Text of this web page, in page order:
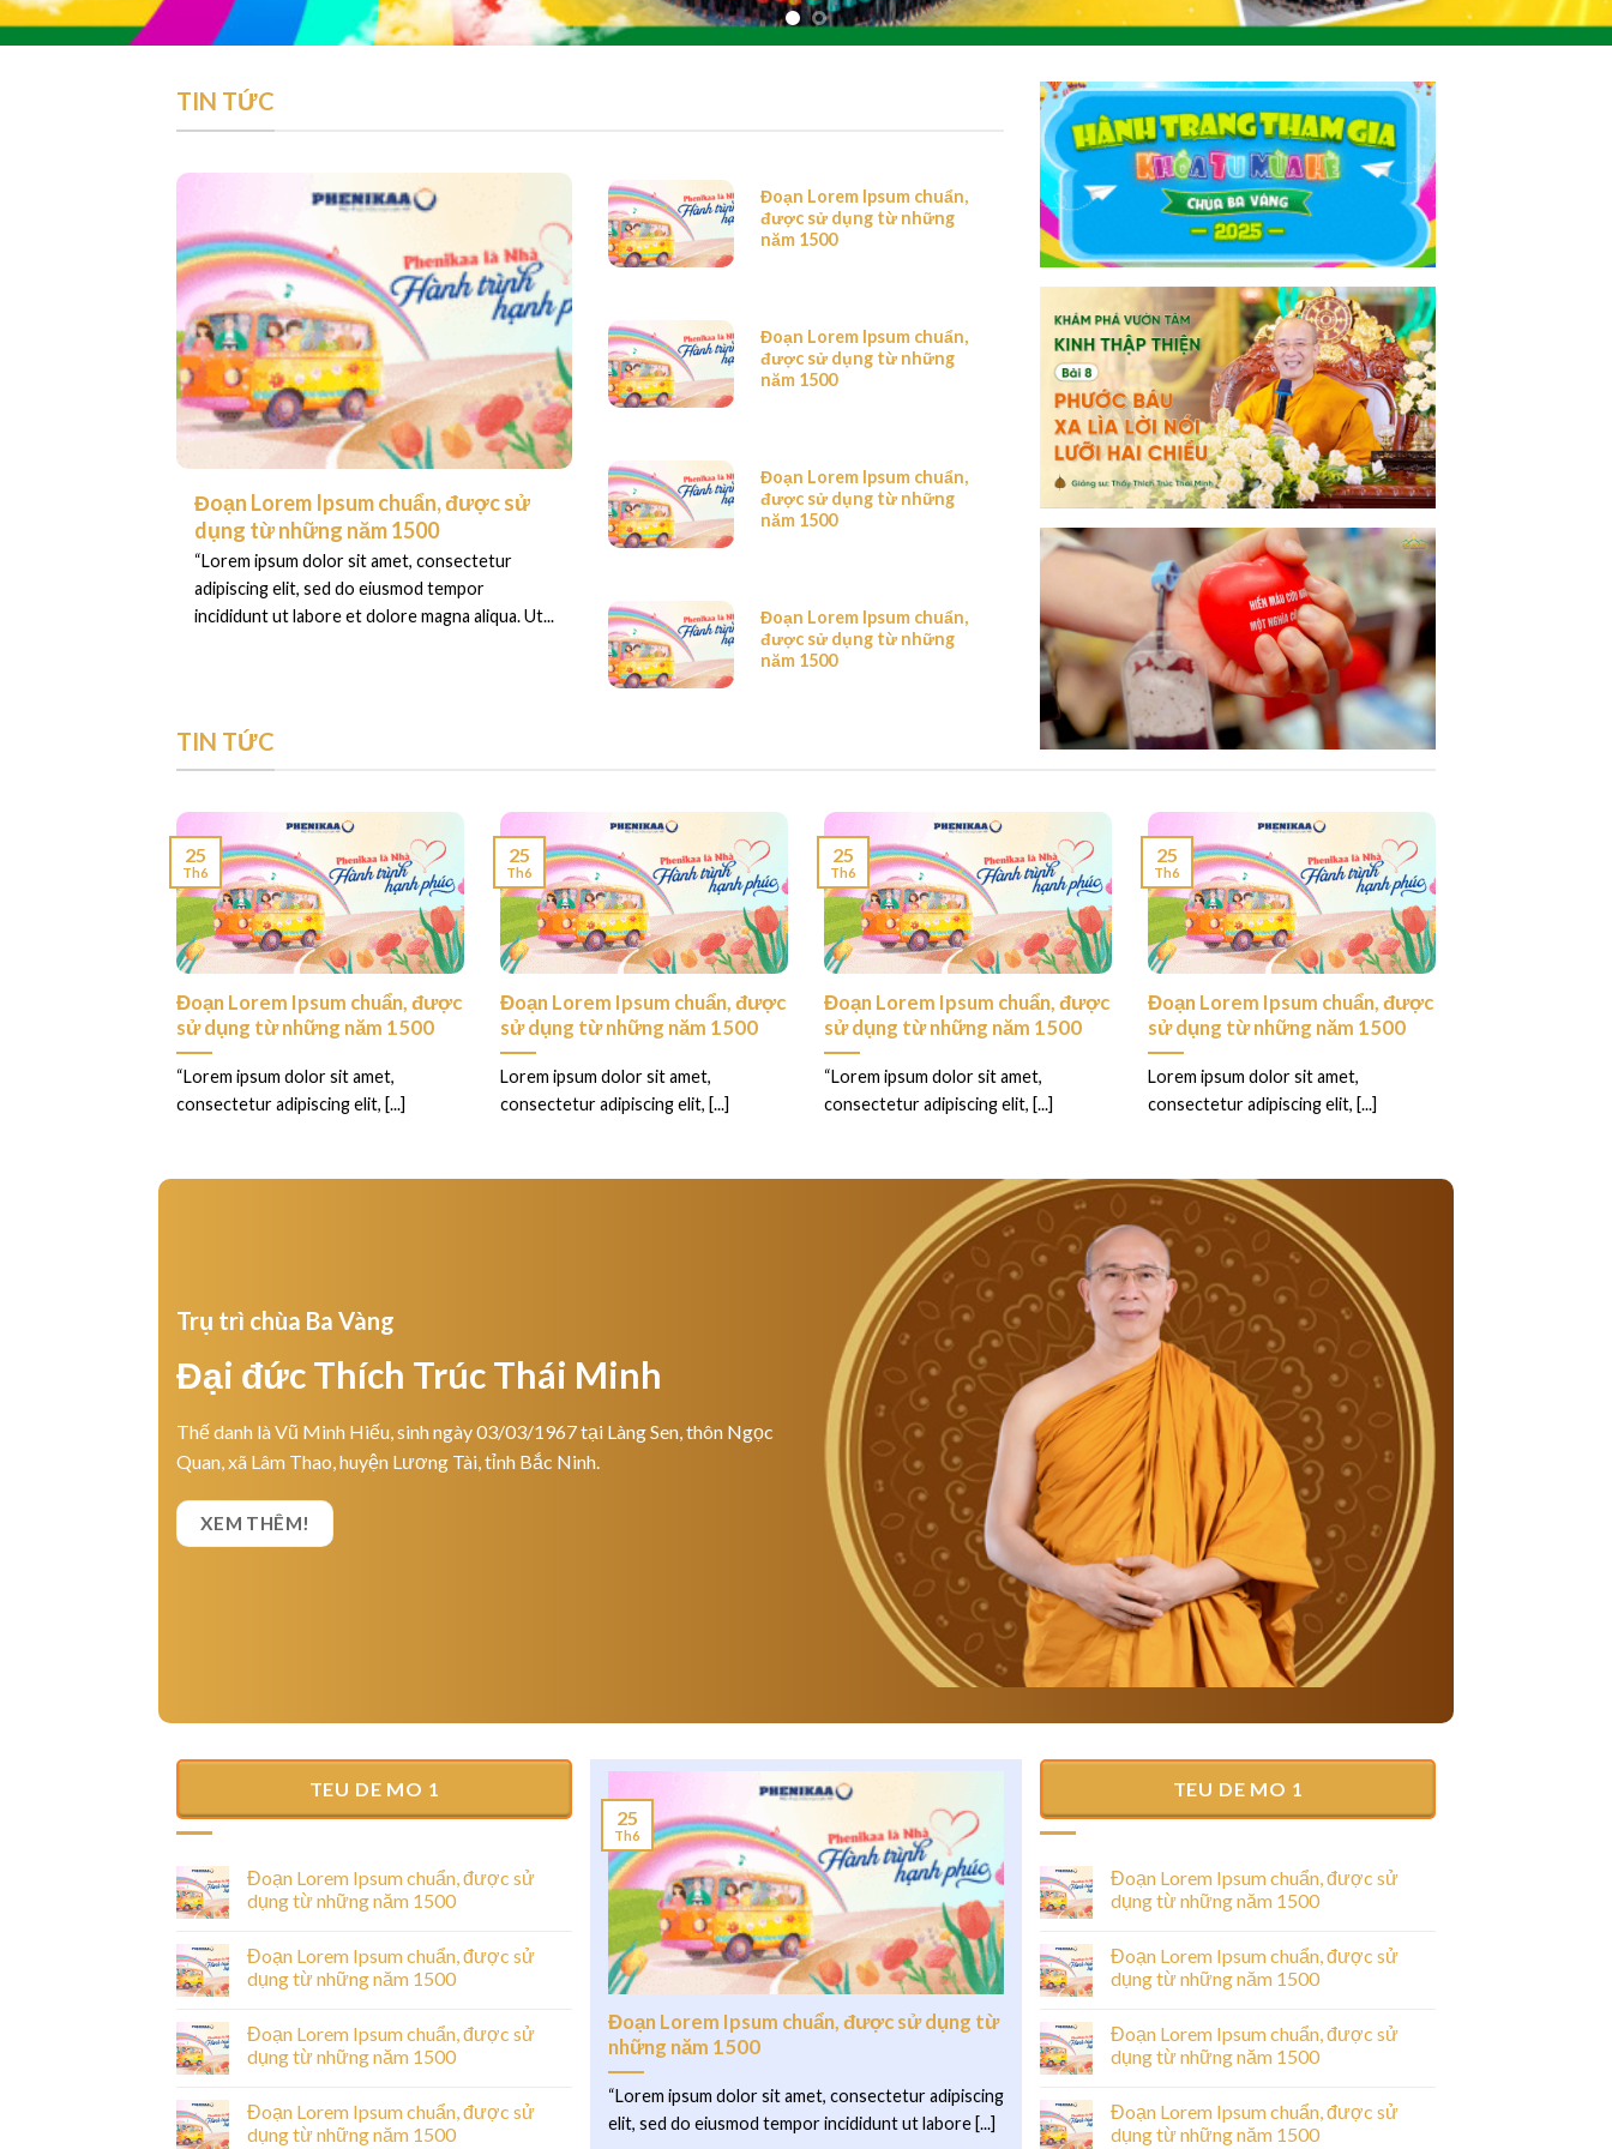
TIN TỨC
Đoạn Lorem Ipsum chuẩn, được sử
dụng từ những năm 1500
“Lorem ipsum dolor sit amet, consectetur
adipiscing elit, sed do eiusmod tempor
incididunt ut labore et dolore magna aliqua. Ut...
Đoạn Lorem Ipsum chuẩn,
được sử dụng từ những
năm 1500
Đoạn Lorem Ipsum chuẩn,
được sử dụng từ những
năm 1500
Đoạn Lorem Ipsum chuẩn,
được sử dụng từ những
năm 1500
Đoạn Lorem Ipsum chuẩn,
được sử dụng từ những
năm 1500
TIN TỨC
Đoạn Lorem Ipsum chuẩn, được
sử dụng từ những năm 1500
“Lorem ipsum dolor sit amet,
consectetur adipiscing elit, [...]
25
Th6
Đoạn Lorem Ipsum chuẩn, được
sử dụng từ những năm 1500
Lorem ipsum dolor sit amet,
consectetur adipiscing elit, [...]
25
Th6
Đoạn Lorem Ipsum chuẩn, được
sử dụng từ những năm 1500
“Lorem ipsum dolor sit amet,
consectetur adipiscing elit, [...]
25
Th6
Đoạn Lorem Ipsum chuẩn, được
sử dụng từ những năm 1500
Lorem ipsum dolor sit amet,
consectetur adipiscing elit, [...]
25
Th6
Trụ trì chùa Ba Vàng
Đại đức Thích Trúc Thái Minh
Thế danh là Vũ Minh Hiếu, sinh ngày 03/03/1967 tại Làng Sen, thôn Ngọc
Quan, xã Lâm Thao, huyện Lương Tài, tỉnh Bắc Ninh.
XEM THÊM!
TEU DE MO 1
Đoạn Lorem Ipsum chuẩn, được sử
dụng từ những năm 1500
Đoạn Lorem Ipsum chuẩn, được sử
dụng từ những năm 1500
Đoạn Lorem Ipsum chuẩn, được sử
dụng từ những năm 1500
Đoạn Lorem Ipsum chuẩn, được sử
dụng từ những năm 1500
Đoạn Lorem Ipsum chuẩn, được sử dụng từ
những năm 1500
“Lorem ipsum dolor sit amet, consectetur adipiscing
elit, sed do eiusmod tempor incididunt ut labore [...]
25
Th6
Welcome to WordPress. This is your first post.
Edit or delete it, then start writing!
TEU DE MO 1
Đoạn Lorem Ipsum chuẩn, được sử
dụng từ những năm 1500
Đoạn Lorem Ipsum chuẩn, được sử
dụng từ những năm 1500
Đoạn Lorem Ipsum chuẩn, được sử
dụng từ những năm 1500
Đoạn Lorem Ipsum chuẩn, được sử
dụng từ những năm 1500